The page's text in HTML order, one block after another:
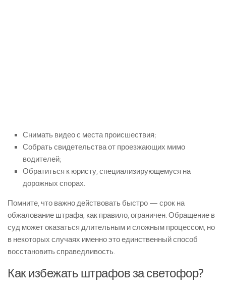
Снимать видео с места происшествия;
Собрать свидетельства от проезжающих мимо
водителей;
Обратиться к юристу, специализирующемуся на
дорожных спорах.
Помните, что важно действовать быстро — срок на
обжалование штрафа, как правило, ограничен. Обращение в
суд может оказаться длительным и сложным процессом, но
в некоторых случаях именно это единственный способ
восстановить справедливость.
Как избежать штрафов за светофор?